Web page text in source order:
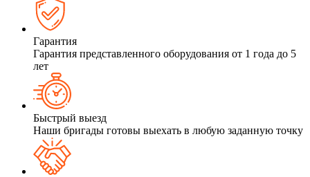
Гарантия
Гарантия представленного оборудования от 1 года до 5
лет
Быстрый выезд
Наши бригады готовы выехать в любую заданную точку